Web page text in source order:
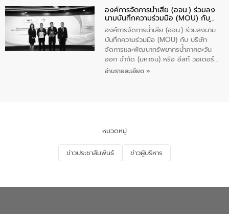
ชุมชนและการบำบัดน้ำเสียเบื้องต้น ให้กับ
นักเรียนชั้นประถมศึกษาปีที่ 5 โรงเรียน
เทศบาล 1 (พะเยาประชานุกูล) จำนวน 30
คน
องค์การจัดการน้ำเสีย (อจน.) ร่วมลง
นามบันทึกความร่วมมือ (MOU) กับ
บริษัท จัดการและพัฒนาทรัพยากรน้ำ
ภาคตะวันออก จำกัด (มหาชน) หรือ อีส
ท์ วอเตอร์
องค์การจัดการน้ำเสีย (อจน.) ร่วมลงนาม
บันทึกความร่วมมือ (MOU) กับ บริษัท
จัดการและพัฒนาทรัพยากรน้ำภาคตะวัน
ออก จำกัด (มหาชน) หรือ อีสท์ วอเตอร์
เมื่อวันอังคารที่ 4 สิงหาคม 2569 ณ ห้อง
ด้านน้ำของประเทศ และเตรียมความพร้อม
รองรับการเติบโตของเมือง รวมถึงการ
ลงทุนในอุตสาหกรรมแห่งอนาคต ตลอดจน
มุ่งตอบโจทย์ความท้าทายจากวิกฤตการ
ในครั้งนี้เป็นการดึงจุดแข็งและความ
อ่านรายละเอียด »
หมวดหมู่
ข่าวประชาสัมพันธ์ ข่าวผู้บริหาร